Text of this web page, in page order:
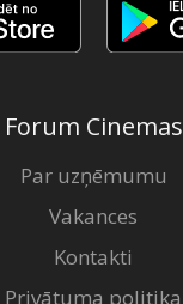
Forum Cinemas
Par uzņēmumu
Vakances
Kontakti
Privātuma politika